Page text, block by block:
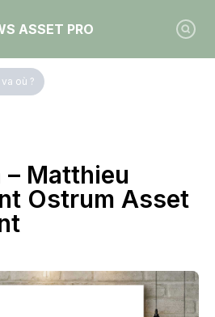
ASSET PRO
où ?
Matthieu
Ostrum Asset